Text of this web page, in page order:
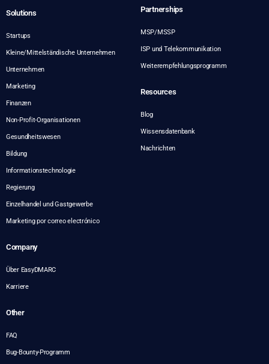
Solutions
Startups
Kleine/Mittelständische Unternehmen
Unternehmen
Marketing
Finanzen
Non-Profit-Organisationen
Gesundheitswesen
Bildung
Informationstechnologie
Regierung
Einzelhandel und Gastgewerbe
Marketing por correo electrónico
Partnerships
MSP/MSSP
ISP und Telekommunikation
Weiterempfehlungsprogramm
Resources
Blog
Wissensdatenbank
Nachrichten
Company
Über EasyDMARC
Karriere
Other
FAQ
Bug-Bounty-Programm